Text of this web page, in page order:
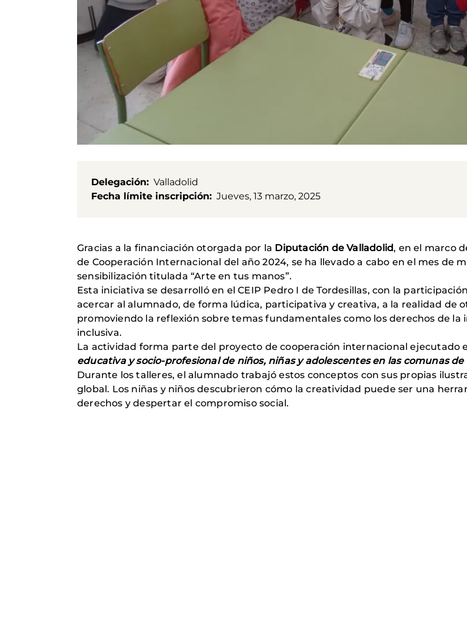
Delegación
Valladolid
Fecha límite inscripción
Jueves, 13 marzo, 2025
Gracias a la financiación otorgada por la Diputación de Valladolid, en el marco
de Cooperación Internacional del año 2024, se ha llevado a cabo en el mes de
sensibilización titulada “Arte en tus manos”.
Esta iniciativa se desarrolló en el CEIP Pedro I de Tordesillas, con la
acercar al alumnado, de forma lúdica, participativa y creativa, a la realidad de
promoviendo la reflexión sobre temas fundamentales como los derechos de la
inclusiva.
La actividad forma parte del proyecto de cooperación internacional ejecutado
educativa y socio-profesional de niños, niñas y adolescentes en las comunas
Durante los talleres, el alumnado trabajó estos conceptos con sus propias
global. Los niñas y niños descubrieron cómo la creatividad puede ser una
derechos y despertar el compromiso social.